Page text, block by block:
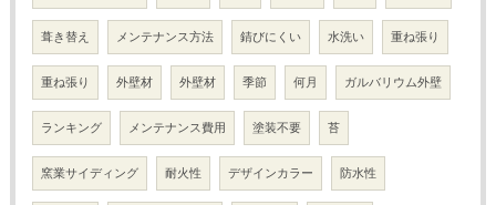
葺き替え メンテナンス方法 錆びにくい 水洗い 重ね張り
重ね張り 外壁材 外壁材 季節 何月 ガルバリウム外壁
ランキング メンテナンス費用 塗装不要 苔
窯業サイディング 耐火性 デザインカラー 防水性